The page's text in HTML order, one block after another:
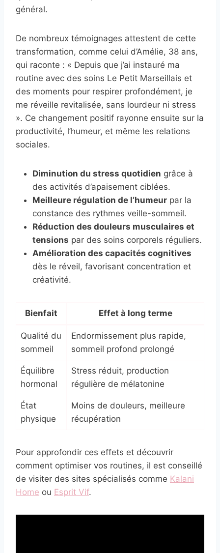
général.
De nombreux témoignages attestent de cette
transformation, comme celui d’Amélie, 38 ans,
qui raconte : « Depuis que j’ai instauré ma
routine avec des soins Le Petit Marseillais et
des moments pour respirer profondément, je
me réveille revitalisée, sans lourdeur ni stress
». Ce changement positif rayonne ensuite sur la
productivité, l’humeur, et même les relations
sociales.
Diminution du stress quotidien grâce à
des activités d’apaisement ciblées.
Meilleure régulation de l’humeur par la
constance des rythmes veille-sommeil.
Réduction des douleurs musculaires et
tensions par des soins corporels réguliers.
Amélioration des capacités cognitives
dès le réveil, favorisant concentration et
créativité.
Bienfait Effet à long terme
Qualité du
sommeil
Endormissement plus rapide,
sommeil profond prolongé
Équilibre
hormonal
Stress réduit, production
régulière de mélatonine
État
physique
Moins de douleurs, meilleure
récupération
Pour approfondir ces effets et découvrir
comment optimiser vos routines, il est conseillé
de visiter des sites spécialisés comme Kalani
Home ou Esprit Vif.